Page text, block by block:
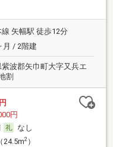
矢幅駅 徒歩12分
月 / 2階建
波郡矢巾町大字又兵エ
割
円
なし
24.5m2）